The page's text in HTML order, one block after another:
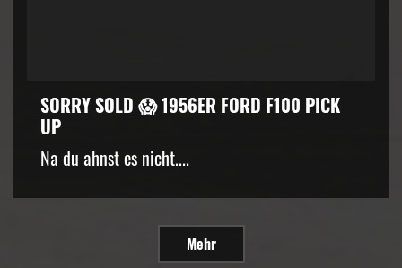
SORRY SOLD 😱 1956ER FORD F100 PICK
UP
Na du ahnst es nicht....
Mehr